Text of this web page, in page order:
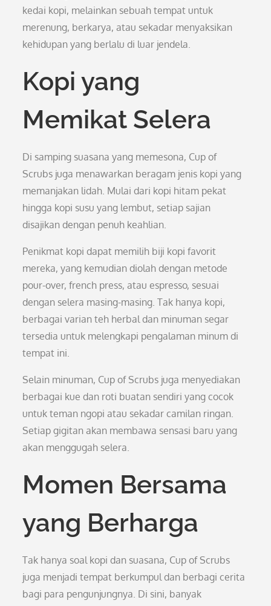
kedai kopi, melainkan sebuah tempat untuk
merenung, berkarya, atau sekadar menyaksikan
kehidupan yang berlalu di luar jendela.
Kopi yang
Memikat Selera
Di samping suasana yang memesona, Cup of
Scrubs juga menawarkan beragam jenis kopi yang
memanjakan lidah. Mulai dari kopi hitam pekat
hingga kopi susu yang lembut, setiap sajian
disajikan dengan penuh keahlian.
Penikmat kopi dapat memilih biji kopi favorit
mereka, yang kemudian diolah dengan metode
pour-over, french press, atau espresso, sesuai
dengan selera masing-masing. Tak hanya kopi,
berbagai varian teh herbal dan minuman segar
tersedia untuk melengkapi pengalaman minum di
tempat ini.
Selain minuman, Cup of Scrubs juga menyediakan
berbagai kue dan roti buatan sendiri yang cocok
untuk teman ngopi atau sekadar camilan ringan.
Setiap gigitan akan membawa sensasi baru yang
akan menggugah selera.
Momen Bersama
yang Berharga
Tak hanya soal kopi dan suasana, Cup of Scrubs
juga menjadi tempat berkumpul dan berbagi cerita
bagi para pengunjungnya. Di sini, banyak